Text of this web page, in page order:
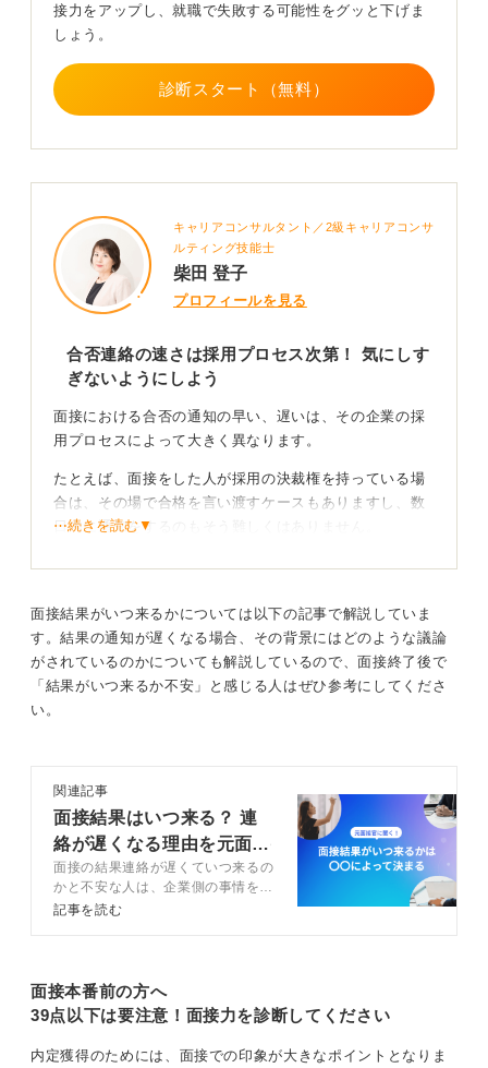
ネットの情報はすべて正確ではありませんので、鵜呑み
にしないようにしましょう。
今の段階でできることは、「合否はまだわからない」と
考えつつ、ほかの企業の準備も同時に続けておくことで
す。
そして、もし期限になっても連絡が来ない場合は、案内
された期限の2〜3日後を目安に、丁寧に問い合わせると
良いと思います。その際は、メールで「選考状況を伺い
たくて」と簡潔に確認するだけで十分です。
れがちですが、流されすぎずしっかりとした心持で結果
を待っていてくださいね。
接力をアップし、就職で失敗する可能性をグッと下げま
しょう。
診断スタート（無料）
キャリアコンサルタント／2級キャリアコンサ
ルティング技能士
柴田 登子
プロフィールを見る
合否連絡の速さは採用プロセス次第！ 気にしす
ぎないようにしよう
面接における合否の通知の早い、遅いは、その企業の採
用プロセスによって大きく異なります。
たとえば、面接をした人が採用の決裁権を持っている場
合は、その場で合格を言い渡すケースもありますし、数
日内に通知をするのもそう難しくはありません。
えられます。
また、面接官が複数いる場合なども、一人ひとりが採点
焦らず連絡を待って期日を過ぎたら丁寧に問い合わ
せよう！
通知が来るまでの間、面接の内容を振り返り、自分なり
に整理するなどして過ごしましょう。
問い合わせてみても良いでしょう。
〇日から一週間程度でご連絡をいただけると伺っており
⋯続きを読む▼
面接結果がいつ来るかについては以下の記事で解説していま
す。結果の通知が遅くなる場合、その背景にはどのような議論
がされているのかについても解説しているので、面接終了後で
「結果がいつ来るか不安」と感じる人はぜひ参考にしてくださ
い。
関連記事
面接結果はいつ来る？ 連
絡が遅くなる理由を元面接
官が解説
面接の結果連絡が遅くていつ来るの
かと不安な人は、企業側の事情を知
ることで不安を軽くすることができ
解説します。
記事を読む
面接本番前の方へ
39点以下は要注意！面接力を診断してください
内定獲得のためには、面接での印象が大きなポイントとなりま